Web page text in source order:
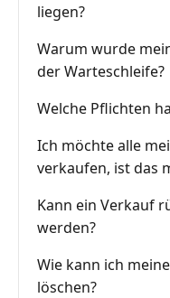
liegen?
Warum wurde
der Warteschleife?
Welche Pflichten
Ich möchte alle
verkaufen, ist das
Kann ein Verkauf
werden?
Wie kann ich
löschen?